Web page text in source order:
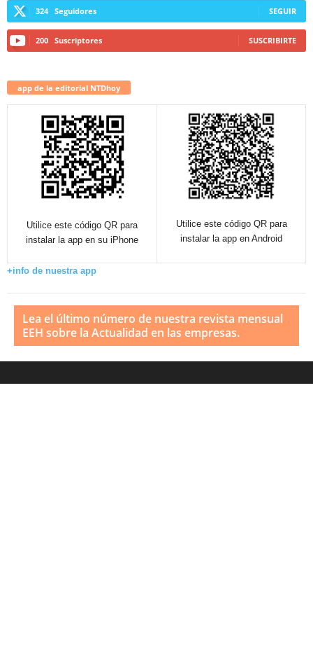
324 Seguidores SEGUIR
200 Suscriptores SUSCRIBIRTE
app de la editorial NTDhoy
Utilice este código QR para
instalar la app en su iPhone
Utilice este código QR para
instalar la app en Android
+info de nuestra app
Lea el último número de nuestra revista mensual
EEH sobre la Actualidad en las empresas.